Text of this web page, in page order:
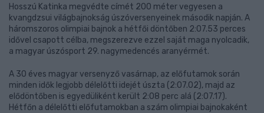
Hosszú Katinka megvédte címét 200 méter vegyesen a
kvangdzsui világbajnokság úszóversenyeinek második napján. A
háromszoros olimpiai bajnok a hétfői döntőben 2:07.53 perces
idővel csapott célba, megszerezve ezzel saját maga nyolcadik,
a magyar úszósport 29. nagymedencés aranyérmét.
A 30 éves magyar versenyző vasárnap, az előfutamok során
minden idők legjobb délelőtti idejét úszta (2:07.02), majd az
elődöntőben is egyedüliként került 2:08 perc alá (2:07.17).
Hétfőn a délelőtti előfutamokban a szám olimpiai bajnokaként